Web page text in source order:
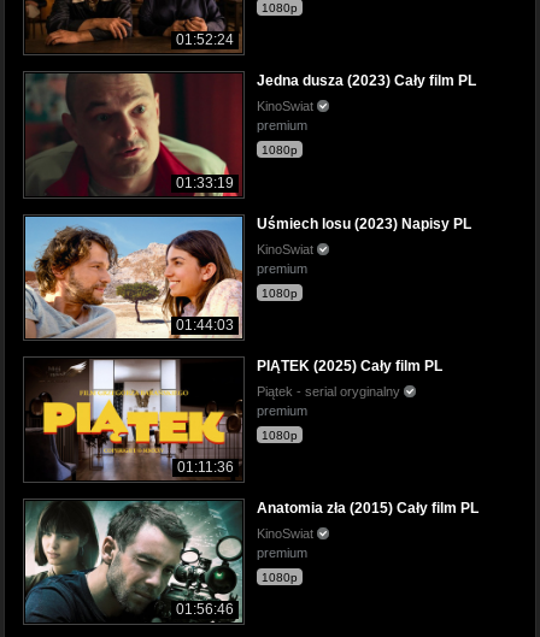
01:52:24
1080p
01:33:19
Jedna dusza (2023) Cały film PL
KinoSwiat
premium
1080p
01:44:03
Uśmiech losu (2023) Napisy PL
KinoSwiat
premium
1080p
01:11:36
PIĄTEK (2025) Cały film PL
Piątek - serial oryginalny
premium
1080p
01:56:46
Anatomia zła (2015) Cały film PL
KinoSwiat
premium
1080p